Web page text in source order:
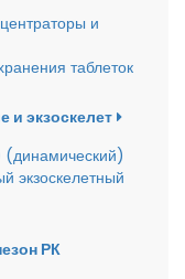
и
таблеток
и экзоскелет
экзоскелетный
РК